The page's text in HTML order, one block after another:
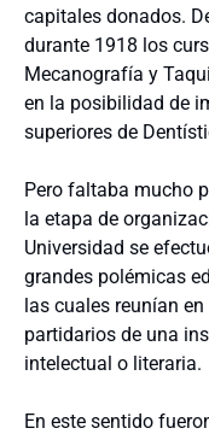
capitales donados.
durante 1918 los
Mecanografía y
en la posibilidad de
superiores de
Pero faltaba mucho
la etapa de
Universidad se
grandes polémicas
las cuales reunían
partidarios de una
intelectual o literaria.
En este sentido